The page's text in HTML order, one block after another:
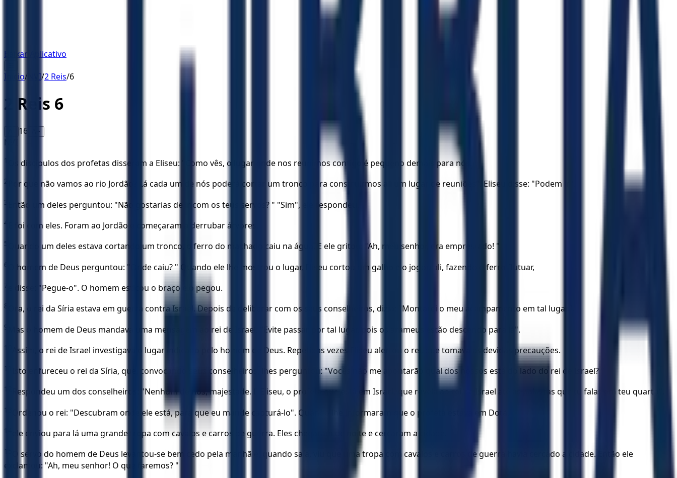
Baixar Aplicativo
Início/ NVI/2 Reis/6
2 Reis 6
16 A+
NVI
1 Os discípulos dos profetas disseram a Eliseu: "Como vês, o lugar onde nos reunimos contigo é pequeno demais para nós.
2 Por que não vamos ao rio Jordão? Lá cada um de nós poderá cortar um tronco para construirmos ali um lugar de reuniões". Eliseu disse: "Podem ir".
3 Então um deles perguntou: "Não gostarias de ir com os teus servos? " "Sim", ele respondeu.
4 E foi com eles. Foram ao Jordão e começaram a derrubar árvores.
5 Quando um deles estava cortando um tronco, o ferro do machado caiu na água. E ele gritou: "Ah, meu senhor, era emprestado! "
6 O homem de Deus perguntou: "Onde caiu? " Quando ele lhe mostrou o lugar, Eliseu cortou um galho e o jogou ali, fazendo o ferro flutuar,
7 e disse: "Pegue-o". O homem esticou o braço e o pegou.
8 Ora, o rei da Síria estava em guerra contra Israel. Depois de deliberar com os seus conselheiros, dizia: "Montarei o meu acampamento em tal lugar".
9 Mas o homem de Deus mandava uma mensagem ao rei de Israel: "Evite passar por tal lugar, pois os arameus estão descendo para lá".
10 Assim, o rei de Israel investigava o lugar indicado pelo homem de Deus. Repetidas vezes Eliseu alertou o rei, que tomava as devidas precauções.
11 Isto enfureceu o rei da Síria, que, convocando seus conselheiros, lhes perguntou: "Vocês não me apontarão qual dos nossos está do lado do rei de Israel? "
12 Respondeu um dos conselheiros: "Nenhum de nós, majestade. É Eliseu, o profeta que está em Israel, que revela ao rei de Israel até as palavras que tu falas em teu quarto".
13 Ordenou o rei: "Descubram onde ele está, para que eu mande capturá-lo". Quando lhe informaram que o profeta estava em Dotã,
14 ele enviou para lá uma grande tropa com cavalos e carros de guerra. Eles chegaram de noite e cercaram a cidade.
15
O servo do homem de Deus levantou-se bem cedo pela manhã e, quando saía, viu que uma tropa com cavalos e carros de guerra havia cercado a cidade. Então ele
exclamou: "Ah, meu senhor! O que faremos? "